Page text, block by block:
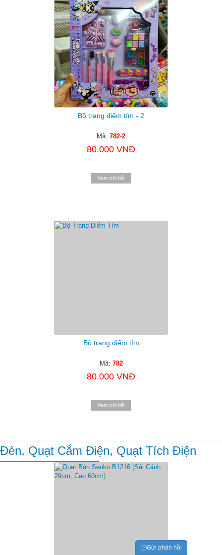
Bộ trang điểm tím - 2
Mã: 782-2
80.000 VNĐ
Xem chi tiết
Bộ trang điểm tím
Mã: 782
80.000 VNĐ
Xem chi tiết
Đèn, Quạt Cắm Điện, Quạt Tích Điện
Gửi phản hồi